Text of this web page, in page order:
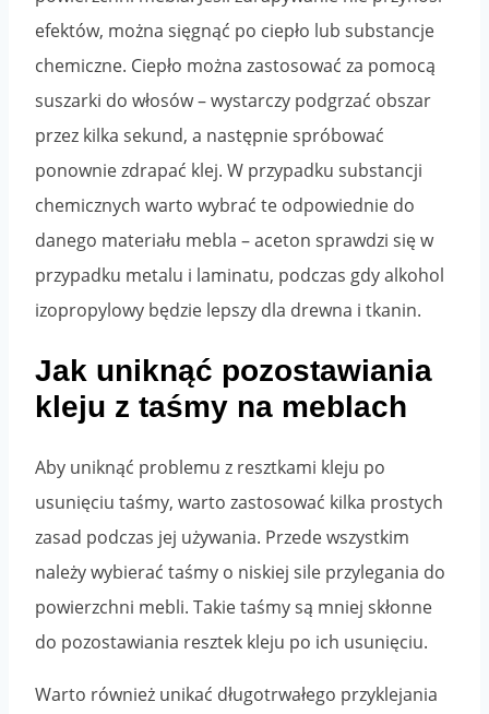
efektów, można sięgnąć po ciepło lub substancje
chemiczne. Ciepło można zastosować za pomocą
suszarki do włosów – wystarczy podgrzać obszar
przez kilka sekund, a następnie spróbować
ponownie zdrapać klej. W przypadku substancji
chemicznych warto wybrać te odpowiednie do
danego materiału mebla – aceton sprawdzi się w
przypadku metalu i laminatu, podczas gdy alkohol
izopropylowy będzie lepszy dla drewna i tkanin.
Jak uniknąć pozostawiania
kleju z taśmy na meblach
Aby uniknąć problemu z resztkami kleju po
usunięciu taśmy, warto zastosować kilka prostych
zasad podczas jej używania. Przede wszystkim
należy wybierać taśmy o niskiej sile przylegania do
powierzchni mebli. Takie taśmy są mniej skłonne
do pozostawiania resztek kleju po ich usunięciu.
Warto również unikać długotrwałego przyklejania